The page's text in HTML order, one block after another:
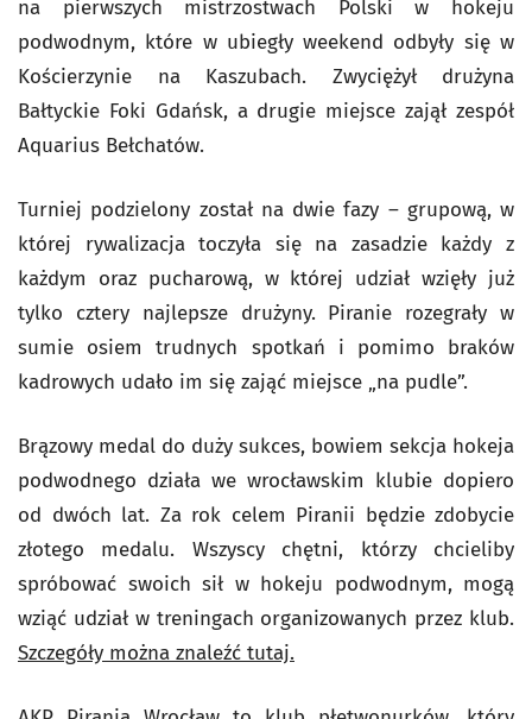
na pierwszych mistrzostwach Polski w hokeju
podwodnym, które w ubiegły weekend odbyły się w
Kościerzynie na Kaszubach. Zwyciężył drużyna
Bałtyckie Foki Gdańsk, a drugie miejsce zajął zespół
Aquarius Bełchatów.
Turniej podzielony został na dwie fazy – grupową, w
której rywalizacja toczyła się na zasadzie każdy z
każdym oraz pucharową, w której udział wzięły już
tylko cztery najlepsze drużyny. Piranie rozegrały w
sumie osiem trudnych spotkań i pomimo braków
kadrowych udało im się zająć miejsce „na pudle”.
Brązowy medal do duży sukces, bowiem sekcja hokeja
podwodnego działa we wrocławskim klubie dopiero
od dwóch lat. Za rok celem Piranii będzie zdobycie
złotego medalu. Wszyscy chętni, którzy chcieliby
spróbować swoich sił w hokeju podwodnym, mogą
wziąć udział w treningach organizowanych przez klub.
Szczegóły można znaleźć tutaj.